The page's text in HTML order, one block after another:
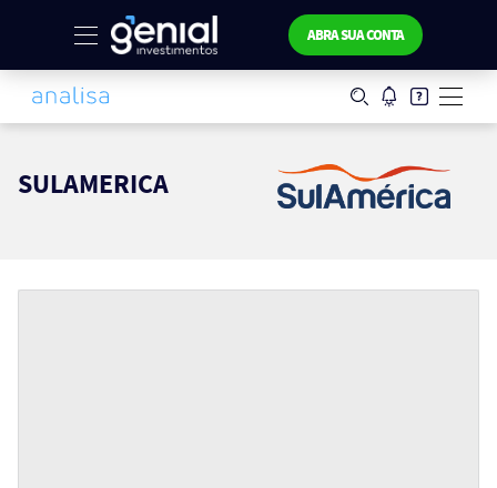
ABRA SUA CONTA
SULAMERICA
SULAMERICA